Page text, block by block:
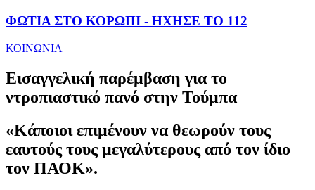
ΦΩΤΙΑ ΣΤΟ ΚΟΡΩΠΙ - ΗΧΗΣΕ ΤΟ 112
ΚΟΙΝΩΝΙΑ
Εισαγγελική παρέμβαση για το
ντροπιαστικό πανό στην Τούμπα
«Κάποιοι επιμένουν να θεωρούν τους
εαυτούς τους μεγαλύτερους από τον ίδιο
τον ΠΑΟΚ».